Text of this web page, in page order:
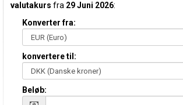
valutakurs fra 29 Juni 2026:
Konverter fra:
konvertere til:
Beløb: